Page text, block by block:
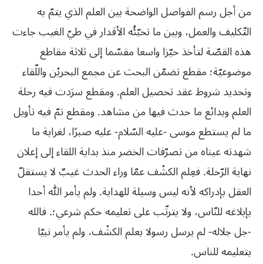
من أجل رسم الفواصل الواضحة بين العلم الذي يتمّ به
التّكليف والعمل، وبين ما تخبّئُه الأقدار في طيّ الغيب جاءت
هذه القصّة لتأخذ حيّزا واسعا مقسّما إلى ثلاثة مقاطع
موضوعيّة؛ مقطع تضمّن البحث عن مجمع البحريْن واللّقاء
وتحديد شروط عقد تحصيل العلم. ومقطع سرَدت فيه رحلة
العلم وبدائع ما حدث فيها من مشاهد. ومقطع تمّ فيه تأويل
ما لم يستطع موسى -عليه السّلام- عليه صبرًا، لغرابة ما
شهدته عيناه من تصرّفات الخضر منذ بداية اللقاء إلى إعلان
نهاية الرّحلة. فعِلم الكشْف عمّا وراء الحدث غيبٌ لا يستقلّ
العقل بإدراكه لأنه ليس وسيلة للهداية. ولم يأمر الله أحدا
بإبلاغه للنّاس، ولا يترتّب على تعليمه حكم شرعي؛. فالله
-جل جلاله- لم يرسل رسولا بعلم الكشْف، ولم يأمر نبيّا
بتعليمه للناس.